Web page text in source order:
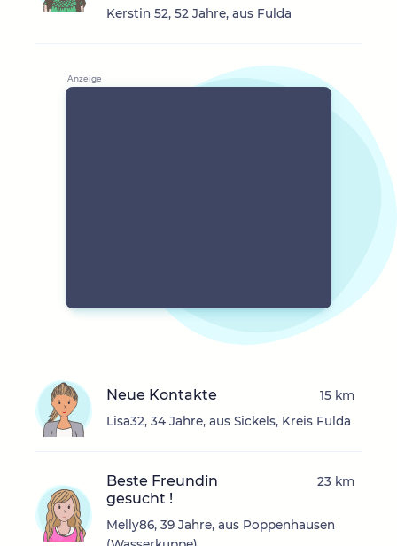
Kerstin 52, 52 Jahre, aus Fulda
Neue Kontakte
Lisa32, 34 Jahre, aus Sickels, Kreis Fulda
15 km
Beste Freundin
gesucht !
Melly86, 39 Jahre, aus Poppenhausen
23 km